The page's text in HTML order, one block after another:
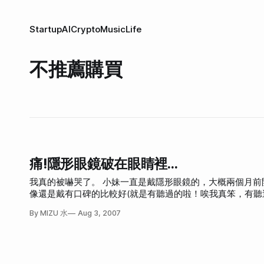
StartupAICryptoMusicLife
不推薦購買
痛!隱形眼鏡破在眼睛裡…
我真的被嚇哭了。 小妹一直是戴隱形眼鏡的，大概兩個月前開始戴日拋型的，想說比較乾淨、保水。第一個月是戴某沒牌子的，後來覺得好
像還是戴有口碑的比較好(就是有聽過的啦！唉我真笨，有
(我左右點度數不同，所以是左右各買30片，所以數量不同
By MIZU 水 Aug 3, 2007